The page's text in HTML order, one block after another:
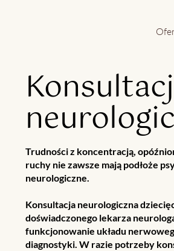
Trudności z koncentracją,
ruchy nie zawsze mają podłoże
neurologiczne.
Konsultacja neurologiczna
doświadczonego lekarza
funkcjonowanie układu
diagnostyki. W razie potrzeby